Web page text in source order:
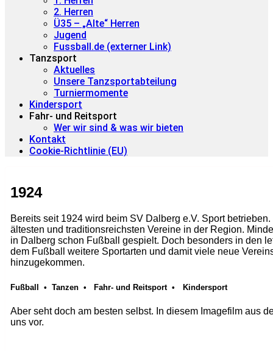
2. Herren
Ü35 – „Alte“ Herren
Jugend
Fussball.de (externer Link)
Tanzsport
Aktuelles
Unsere Tanzsportabteilung
Turniermomente
Kindersport
Fahr- und Reitsport
Wer wir sind & was wir bieten
Kontakt
Cookie-Richtlinie (EU)
1924
Bereits seit 1924 wird beim SV Dalberg e.V. Sport
ältesten und traditionsreichsten Vereine in der Region.
in Dalberg schon Fußball gespielt. Doch besonders in den
dem Fußball weitere Sportarten und damit viele neue
hinzugekommen.
Fußball • Tanzen • Fahr- und Reitsport • Kindersport
Aber seht doch am besten selbst. In diesem Imagefilm aus
uns vor.